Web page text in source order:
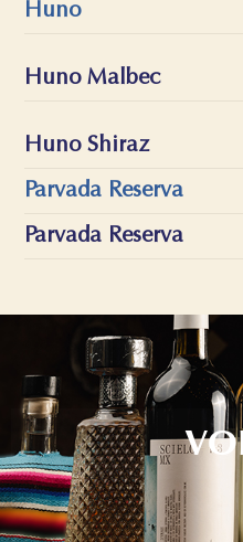
Huno
Huno Malbec
Huno Shiraz
Parvada Reserva
Parvada Reserva